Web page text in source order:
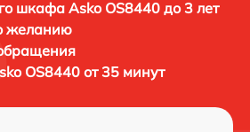
шкафа Asko OS8440 до 3 лет
желанию
OS8440 от 35 минут